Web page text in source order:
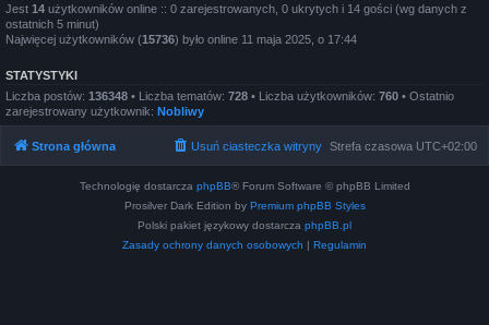
Jest 14 użytkowników online :: 0 zarejestrowanych, 0 ukrytych i 14 gości (wg danych z
ostatnich 5 minut)
Najwięcej użytkowników (15736) było online 11 maja 2025, o 17:44
STATYSTYKI
Liczba postów: 136348 • Liczba tematów: 728 • Liczba użytkowników: 760 • Ostatnio
zarejestrowany użytkownik: Nobliwy
Strona główna Strefa czasowa UTC+02:00
Usuń ciasteczka witryny
Technologię dostarcza phpBB® Forum Software © phpBB Limited
Prosilver Dark Edition by Premium phpBB Styles
Polski pakiet językowy dostarcza phpBB.pl
Zasady ochrony danych osobowych | Regulamin